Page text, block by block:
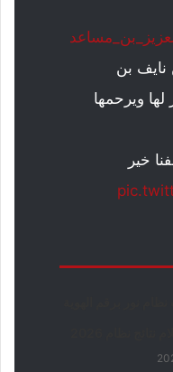
نايف بن
لها ويرحمها
خير